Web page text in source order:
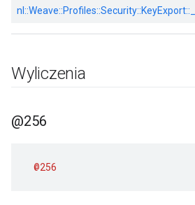
nl::Weave::Profiles::Security::KeyExport::
Wyliczenia
@256
@256